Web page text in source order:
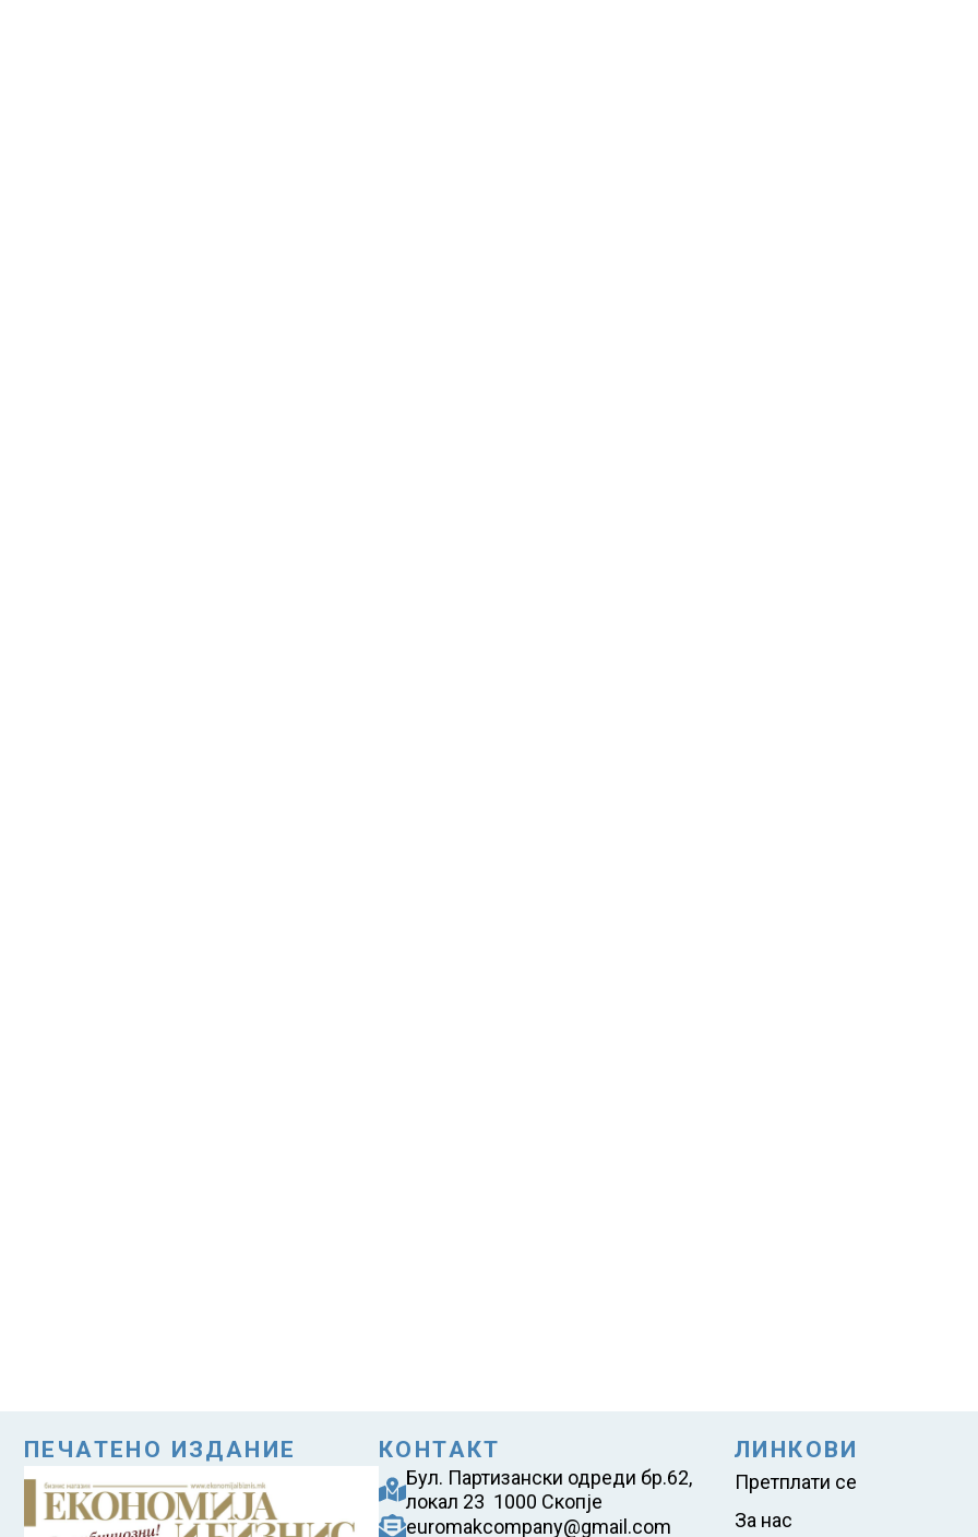
ПЕЧАТЕНО ИЗДАНИЕ КОНТАКТ
Бул. Партизански одреди бр.62,
локал 23 1000 Скопје
euromakcompany@gmail.com
ЛИНКОВИ
Претплати се
За нас